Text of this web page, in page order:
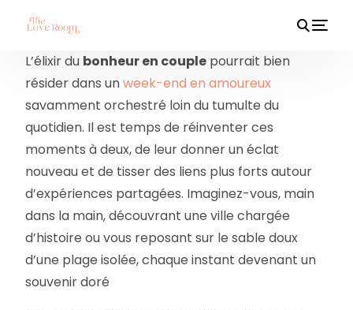
L’élixir du bonheur en couple pourrait bien
résider dans unweek-end en amoureux
savamment orchestré loin du tumulte du
quotidien. Il est temps de réinventer ces
moments à deux, de leur donner un éclat
nouveau et de tisser des liens plus forts autour
d’expériences partagées. Imaginez-vous, main
dans la main, découvrant une ville chargée
d’histoire ou vous reposant sur le sable doux
d’une plage isolée, chaque instant devenant un
souvenir doré